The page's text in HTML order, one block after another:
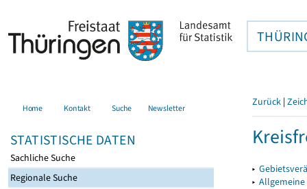
Home Kontakt Suche Newsletter
STATISTISCHE DATEN
Sachliche Suche
Regionale Suche
Zurück |
▸
▸